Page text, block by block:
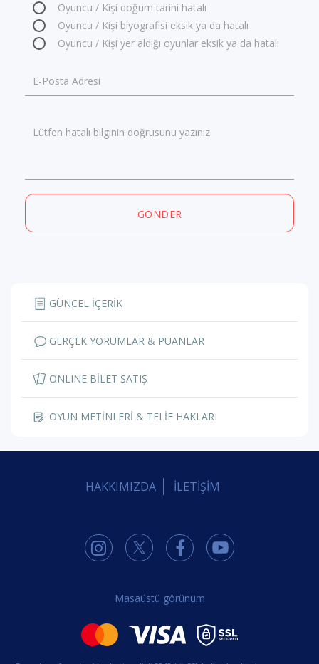
Oyuncu / Kişi doğum tarihi hatalı
Oyuncu / Kişi biyografisi eksik ya da hatalı
Oyuncu / Kişi yer aldığı oyunlar eksik ya da hatalı
E-Posta Adresi
Lütfen hatalı bilginin doğrusunu yazınız
GÖNDER
GÜNCEL İÇERİK
GERÇEK YORUMLAR & PUANLAR
ONLINE BİLET SATIŞ
OYUN METİNLERİ & TELİF HAKLARI
HAKKIMIZDA İLETİŞİM
Masaüstü görünüm